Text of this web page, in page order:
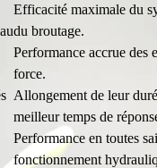
Efficacité maximale du
du broutage.
Performance accrue des
force.
Allongement de leur
meilleur temps de
Performance en toutes
fonctionnement